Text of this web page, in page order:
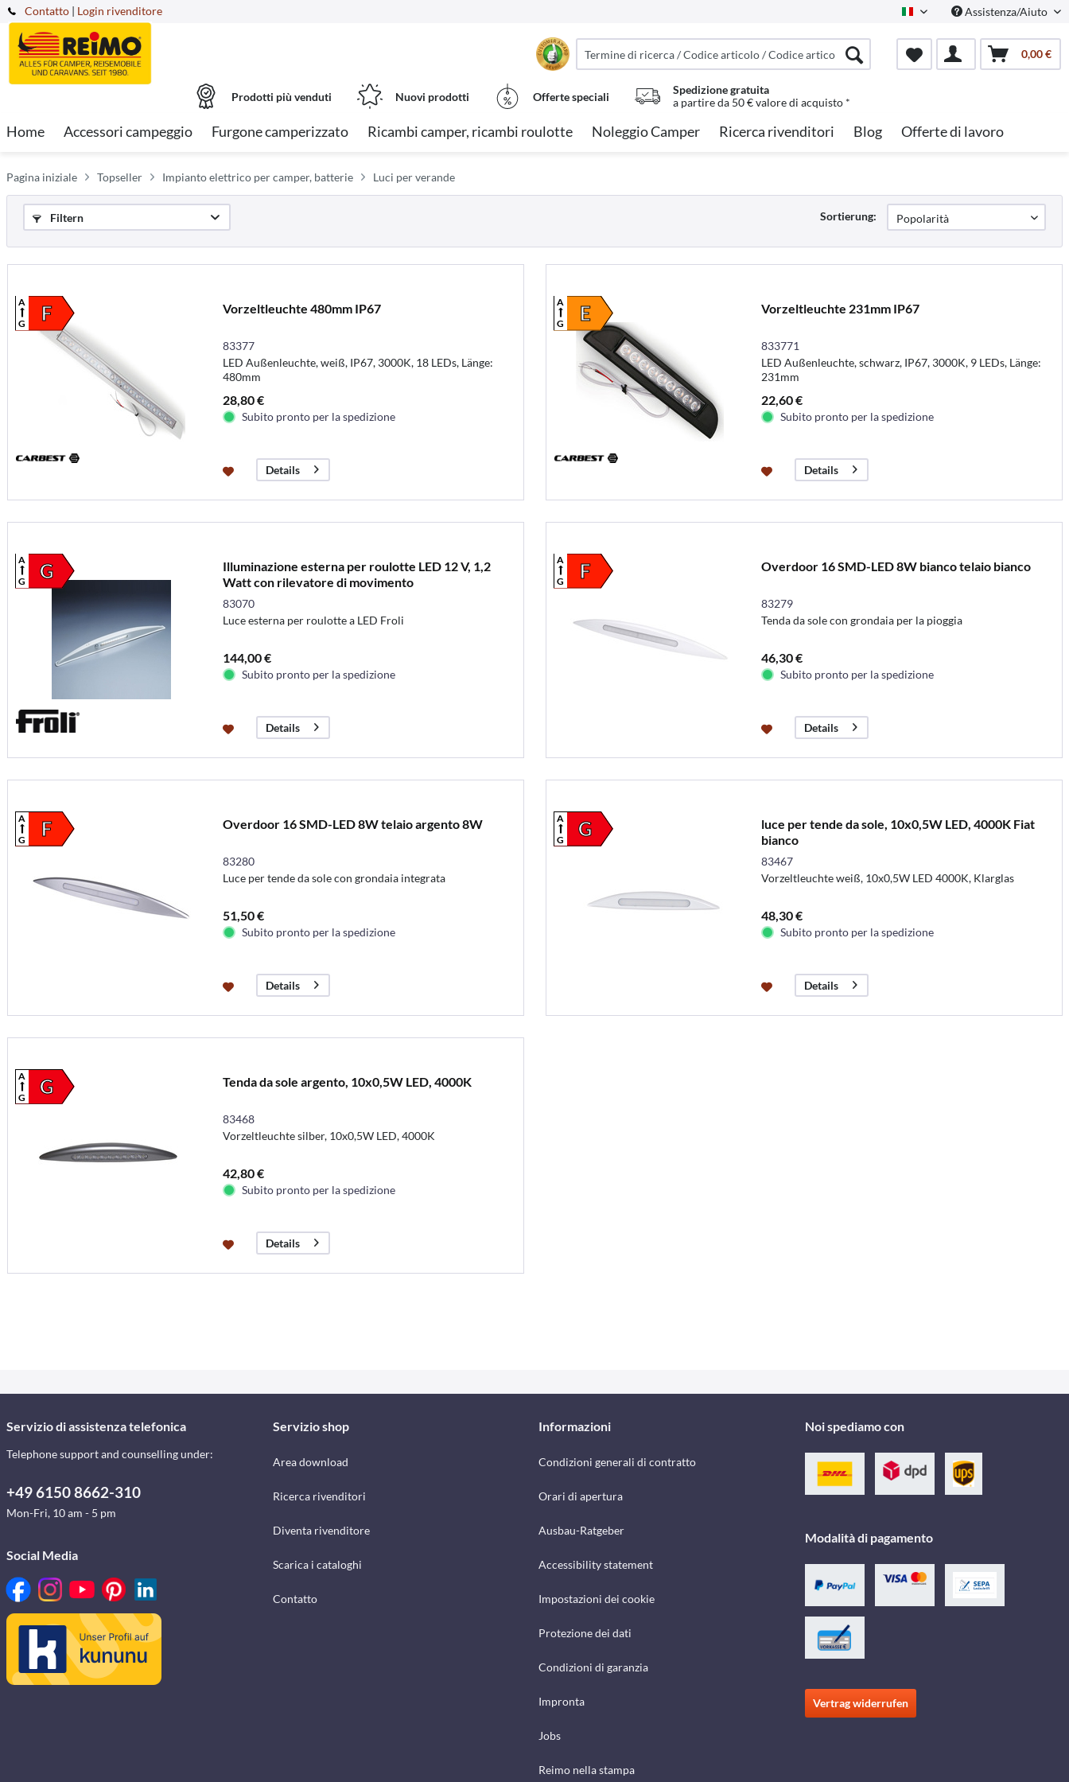
Contatto Italian Assistenza/Aiuto
| Login rivenditore
0,00 €
Prodotti più venduti Nuovi prodotti Offerte speciali
Spedizione gratuita
a partire da 50 € valore di acquisto *
Home Accessori campeggio Furgone camperizzato Ricambi camper, ricambi roulotte Noleggio Camper Ricerca rivenditori Blog Offerte di lavoro
Pagina iniziale Topseller Impianto elettrico per camper, batterie Luci per verande
Filtern Sortierung:
F
A
G
Vorzeltleuchte 480mm IP67
83377
LED Außenleuchte, weiß, IP67, 3000K, 18 LEDs, Länge:
480mm
28,80 €
Subito pronto per la spedizione
Details
E
A
G
Vorzeltleuchte 231mm IP67
833771
LED Außenleuchte, schwarz, IP67, 3000K, 9 LEDs, Länge:
231mm
22,60 €
Subito pronto per la spedizione
Details
G
A
G
Illuminazione esterna per roulotte LED 12 V, 1,2
Watt con rilevatore di movimento
83070
Luce esterna per roulotte a LED Froli
144,00 €
Subito pronto per la spedizione
Details
F
A
G
Overdoor 16 SMD-LED 8W bianco telaio bianco
83279
Tenda da sole con grondaia per la pioggia
46,30 €
Subito pronto per la spedizione
Details
F
A
G
Overdoor 16 SMD-LED 8W telaio argento 8W
83280
Luce per tende da sole con grondaia integrata
51,50 €
Subito pronto per la spedizione
Details
G
A
G
luce per tende da sole, 10x0,5W LED, 4000K Fiat
bianco
83467
Vorzeltleuchte weiß, 10x0,5W LED 4000K, Klarglas
48,30 €
Subito pronto per la spedizione
Details
G
A
G
Tenda da sole argento, 10x0,5W LED, 4000K
83468
Vorzeltleuchte silber, 10x0,5W LED, 4000K
42,80 €
Subito pronto per la spedizione
Details
Servizio di assistenza telefonica
Telephone support and counselling under:
+49 6150 8662-310
Mon-Fri, 10 am - 5 pm
Social Media
Servizio shop
Area download
Ricerca rivenditori
Diventa rivenditore
Scarica i cataloghi
Contatto
Informazioni
Condizioni generali di contratto
Orari di apertura
Ausbau-Ratgeber
Accessibility statement
Impostazioni dei cookie
Protezione dei dati
Condizioni di garanzia
Impronta
Jobs
Reimo nella stampa
Noi spediamo con
Modalità di pagamento
Vertrag widerrufen